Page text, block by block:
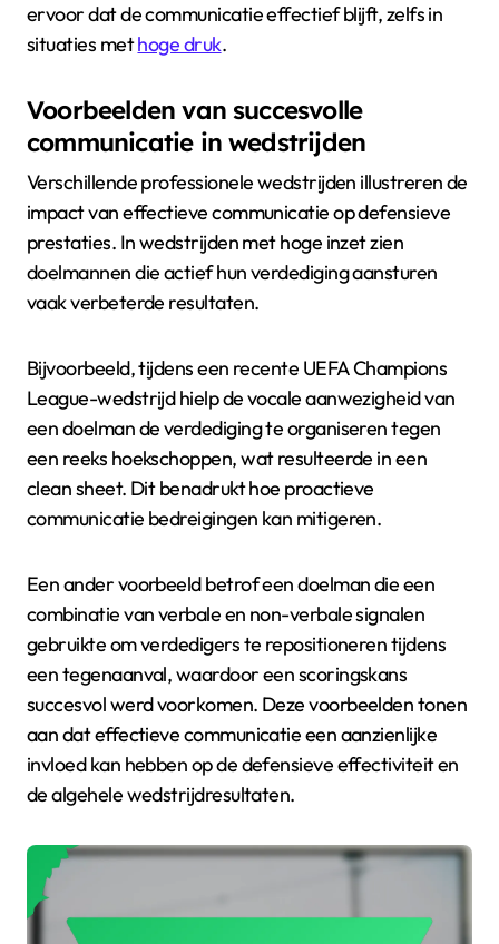
ervoor dat de communicatie effectief blijft, zelfs in
situaties methoge druk.
Voorbeelden van succesvolle
communicatie in wedstrijden
Verschillende professionele wedstrijden illustreren de
impact van effectieve communicatie op defensieve
prestaties. In wedstrijden met hoge inzet zien
doelmannen die actief hun verdediging aansturen
vaak verbeterde resultaten.
Bijvoorbeeld, tijdens een recente UEFA Champions
League-wedstrijd hielp de vocale aanwezigheid van
een doelman de verdediging te organiseren tegen
een reeks hoekschoppen, wat resulteerde in een
clean sheet. Dit benadrukt hoe proactieve
communicatie bedreigingen kan mitigeren.
Een ander voorbeeld betrof een doelman die een
combinatie van verbale en non-verbale signalen
gebruikte om verdedigers te repositioneren tijdens
een tegenaanval, waardoor een scoringskans
succesvol werd voorkomen. Deze voorbeelden tonen
aan dat effectieve communicatie een aanzienlijke
invloed kan hebben op de defensieve effectiviteit en
de algehele wedstrijdresultaten.